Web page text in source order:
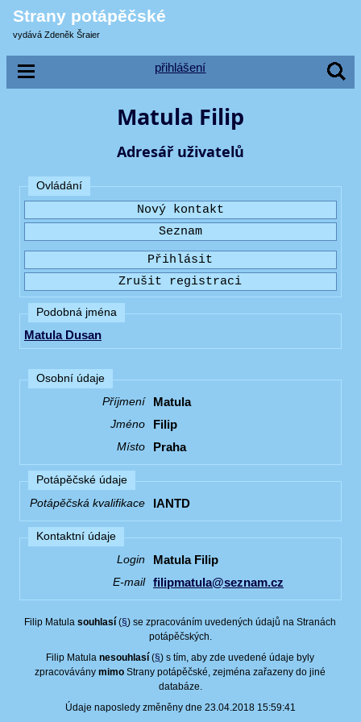
Strany potápěčské
vydává Zdeněk Šraier
přihlášení
Matula Filip
Adresář uživatelů
Ovládání
Podobná jména
Matula Dusan
Osobní údaje
Příjmení
Matula
Jméno Filip
Místo Praha
Potápěčské údaje
Potápěčská kvalifikace
IANTD
Kontaktní údaje
Login
Matula Filip
E-mail filipmatula@seznam.cz
Filip Matulasouhlasí (§) se zpracováním uvedených údajů na Stranách
potápěčských.
Filip Matulanesouhlasí (§) s tím, aby zde uvedené údaje byly
zpracováványmimo Strany potápěčské, zejména zařazeny do jiné
databáze.
Údaje naposledy změněny dne 23.04.2018 15:59:41